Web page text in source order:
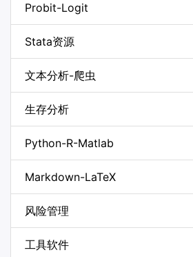
Probit-Logit
Stata资源
文本分析-爬虫
生存分析
Python-R-Matlab
Markdown-LaTeX
风险管理
工具软件